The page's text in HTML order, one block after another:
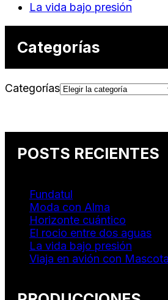
La vida bajo presión
Categorías
Categorías
POSTS RECIENTES
Fundatul
Moda con Alma
Horizonte cuántico
El rocio entre dos aguas
La vida bajo presión
Viaja en avión con